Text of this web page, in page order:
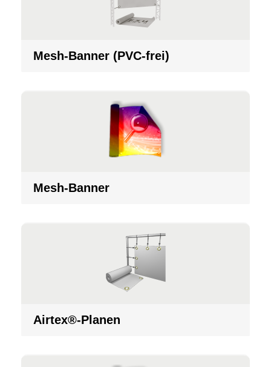
Mesh-Banner (PVC-frei)
Mesh-Banner
Airtex®-Planen